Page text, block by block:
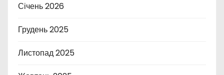
Січень 2026
Грудень 2025
Листопад 2025